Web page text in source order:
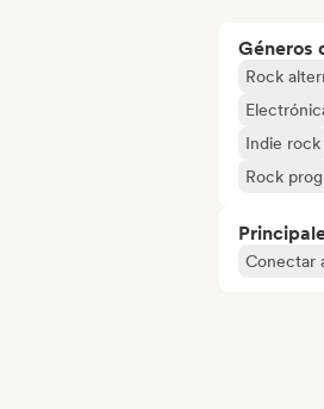
Géneros
Rock
Indie rock
Rock
Conectar